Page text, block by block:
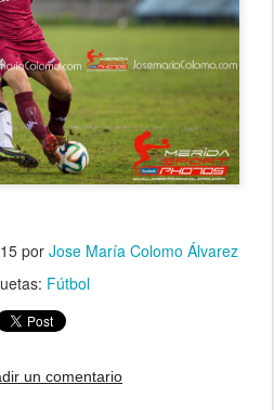
por Jose María Colomo Álvarez
Fútbol
un comentario